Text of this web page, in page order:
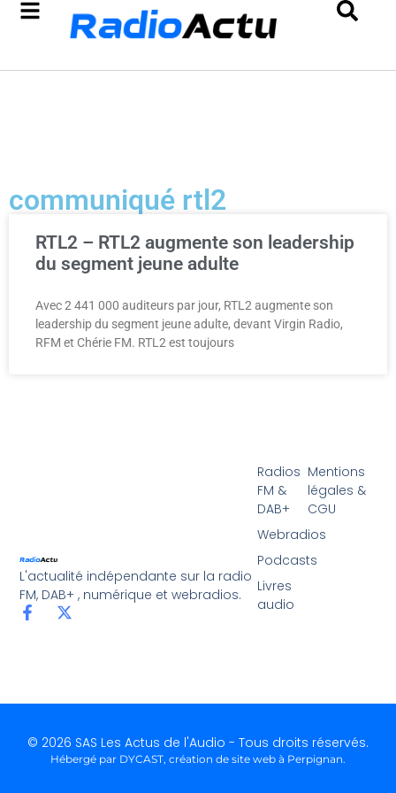
communiqué rtl2
RTL2 – RTL2 augmente son leadership
du segment jeune adulte
Avec 2 441 000 auditeurs par jour, RTL2 augmente son
leadership du segment jeune adulte, devant Virgin Radio,
RFM et Chérie FM. RTL2 est toujours
L'actualité indépendante sur la radio
FM, DAB+ , numérique et webradios.
Radios
FM &
DAB+
Webradios
Podcasts
Livres
audio
Mentions
légales &
CGU
© 2026 SAS Les Actus de l'Audio - Tous droits réservés.
Hébergé par DYCAST, création de site web à Perpignan.